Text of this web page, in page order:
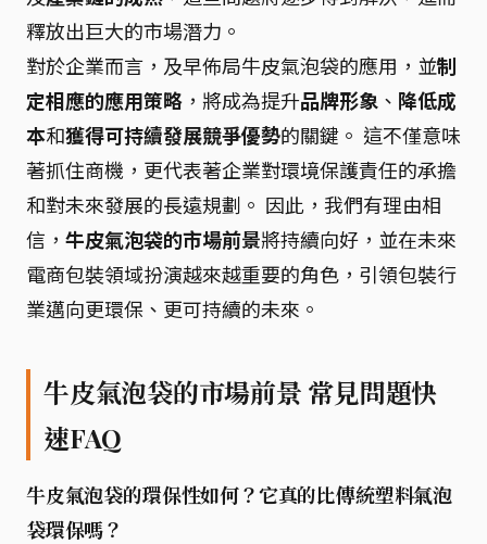
釋放出巨大的市場潛力。
對於企業而言，及早佈局牛皮氣泡袋的應用，並制
定相應的應用策略 ，將成為提升品牌形象 、 降低成
本和獲得可持續發展競爭優勢的關鍵。 這不僅意味
著抓住商機，更代表著企業對環境保護責任的承擔
和對未來發展的長遠規劃。 因此，我們有理由相
信， 牛皮氣泡袋的市場前景將持續向好，並在未來
電商包裝領域扮演越來越重要的角色，引領包裝行
業邁向更環保、更可持續的未來。
牛皮氣泡袋的市場前景 常見問題快
速FAQ
牛皮氣泡袋的環保性如何？它真的比傳統塑料氣泡
袋環保嗎？